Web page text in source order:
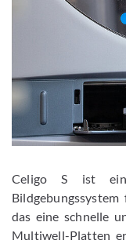
Celigo S ist ein
das eine schnelle
Multiwell-Platten